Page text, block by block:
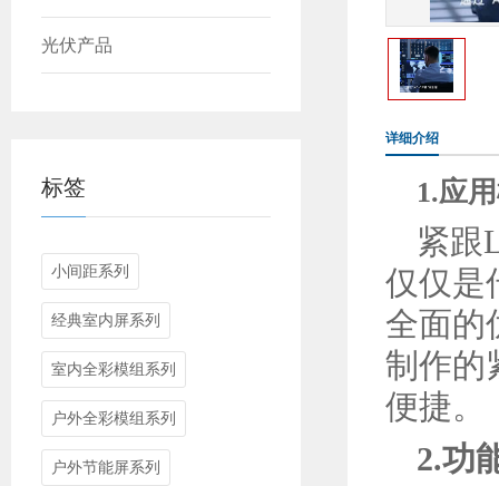
光伏产品
标签
小间距系列
经典室内屏系列
室内全彩模组系列
户外全彩模组系列
户外节能屏系列
详细介绍
1.应
紧跟
仅仅是
全面的
制作的
便捷。
2.功